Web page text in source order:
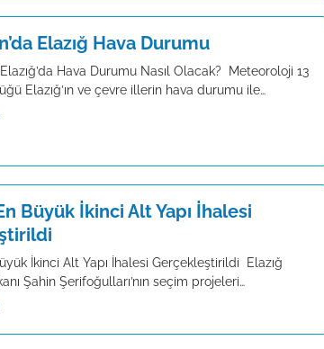
Elazığ Hava Durumu
Elazığ’da Hava Durumu Nasıl Olacak? Meteoroloji 13
Elazığ’ın ve çevre illerin hava durumu ile…
En Büyük İkinci Alt Yapı İhalesi
İkinci Alt Yapı İhalesi Gerçekleştirildi Elazığ
Şahin Şerifoğulları’nın seçim projeleri…